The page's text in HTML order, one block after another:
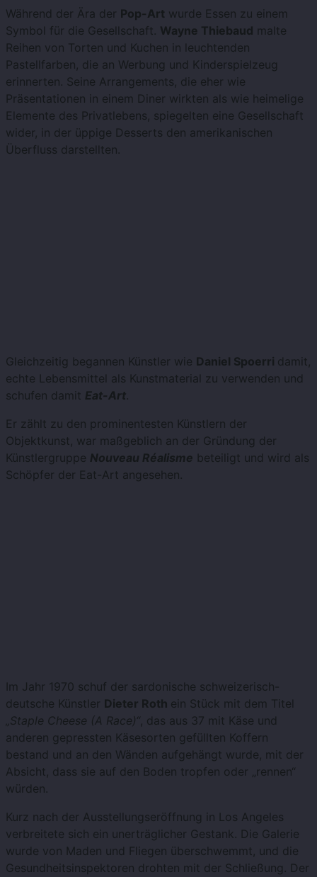
Während der Ära der Pop-Art wurde Essen zu einem
Symbol für die Gesellschaft. Wayne Thiebaud malte
Reihen von Torten und Kuchen in leuchtenden
Pastellfarben, die an Werbung und Kinderspielzeug
erinnerten. Seine Arrangements, die eher wie
Präsentationen in einem Diner wirkten als wie heimelige
Elemente des Privatlebens, spiegelten eine Gesellschaft
wider, in der üppige Desserts den amerikanischen
Überfluss darstellten.
Gleichzeitig begannen Künstler wie Daniel Spoerri damit,
echte Lebensmittel als Kunstmaterial zu verwenden und
schufen damit Eat-Art.
Er zählt zu den prominentesten Künstlern der
Objektkunst, war maßgeblich an der Gründung der
Künstlergruppe Nouveau Réalisme beteiligt und wird als
Schöpfer der Eat-Art angesehen.
Im Jahr 1970 schuf der sardonische schweizerisch-
deutsche Künstler Dieter Roth ein Stück mit dem Titel
„Staple Cheese (A Race)“, das aus 37 mit Käse und
anderen gepressten Käsesorten gefüllten Koffern
bestand und an den Wänden aufgehängt wurde, mit der
Absicht, dass sie auf den Boden tropfen oder „rennen“
würden.
Kurz nach der Ausstellungseröffnung in Los Angeles
verbreitete sich ein unerträglicher Gestank. Die Galerie
wurde von Maden und Fliegen überschwemmt, und die
Gesundheitsinspektoren drohten mit der Schließung. Der